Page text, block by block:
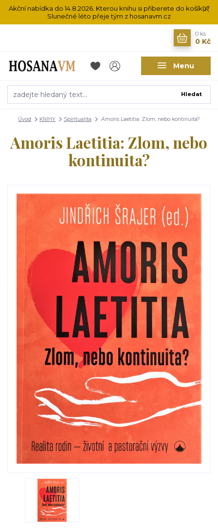
Akční nabídka do 14.8.2026. Kterou knihu si přiberete do košíku?
Slunečné léto přeje tým z hosanavm.cz
Menu
Hledat
0 ks
0 Kč
Úvod KNIHY Spiritualita Amoris Laetitia: Zlom, nebo kontinuita?
Amoris Laetitia: Zlom, nebo
kontinuita?